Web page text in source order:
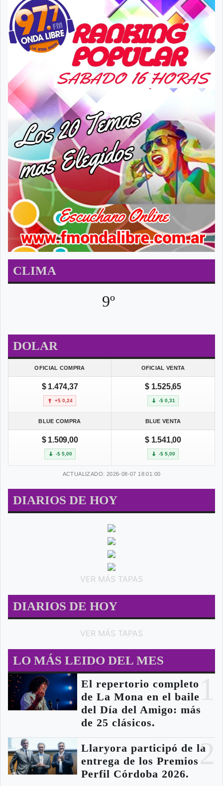
CLIMA
9º
DOLAR
OFICIAL COMPRA OFICIAL VENTA
$ 1.474,37
+$ 0,24
$ 1.525,65
-$ 0,31
BLUE COMPRA BLUE VENTA
$ 1.509,00
-$ 5,00
$ 1.541,00
-$ 5,00
ACTUALIZADO: 2026-08-07 18:01:00
DIARIOS DE HOY
VER MÁS TAPAS
DIARIOS DE HOY
VER MÁS TAPAS
LO MÁS LEIDO DEL MES
El repertorio completo
de La Mona en el baile
del Día del Amigo: más
de 25 clásicos.
2
Llaryora participó de la
entrega de los Premios
Perfil Córdoba 2026.